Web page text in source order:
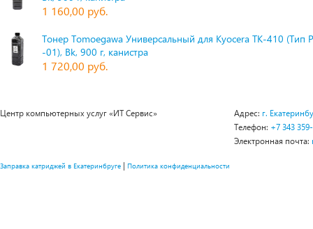
1 160,00 руб.
Тонер Tomoegawa Универсальный для Kyocera TK-410 (Тип
-01), Bk, 900 г, канистра
1 720,00 руб.
Центр компьютерных услуг «ИТ Сервис» Адрес: г.
Телефон: +7 343
Электронная почта:
Заправка катриджей в Екатеринбруге | Политика конфиденциальности